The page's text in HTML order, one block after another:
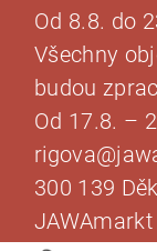
Od 8.8. do
Všechny
budou
Od 17.8. –
300 139
JAWAmarkt